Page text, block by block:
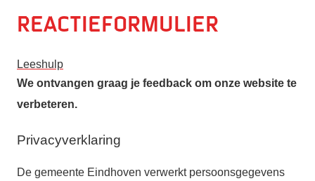
Reactieformulier
Leeshulp
We ontvangen graag je feedback om onze website te
verbeteren.
Privacyverklaring
De gemeente Eindhoven verwerkt persoonsgegevens